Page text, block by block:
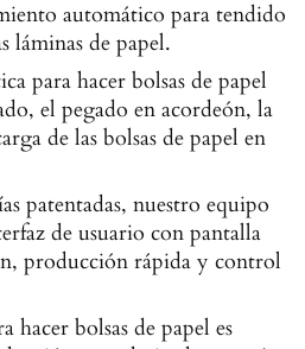
automático para tendido
láminas de papel.
para hacer bolsas de papel
el pegado en acordeón, la
de las bolsas de papel en
patentadas, nuestro equipo
de usuario con pantalla
producción rápida y control
hacer bolsas de papel es